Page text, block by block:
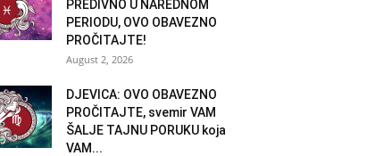
PREDIVNO U NAREDNOM
PERIODU, OVO OBAVEZNO
PROČITAJTE!
August 2, 2026
DJEVICA: OVO OBAVEZNO
PROČITAJTE, svemir VAM
ŠALJE TAJNU PORUKU koja
VAM...